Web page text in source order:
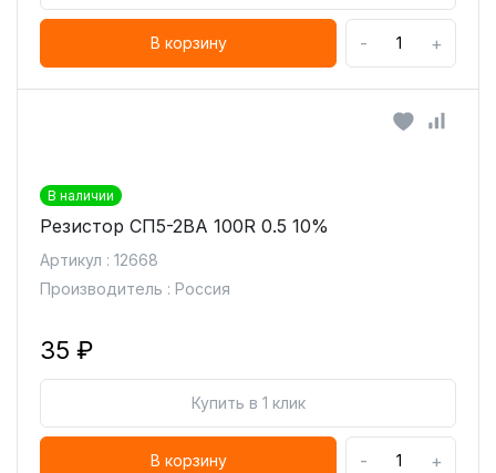
В корзину - +
В наличии
Резистор СП5-2ВА 100R 0.5 10%
Артикул : 12668
Производитель : Россия
35 ₽
Купить в 1 клик
В корзину - +